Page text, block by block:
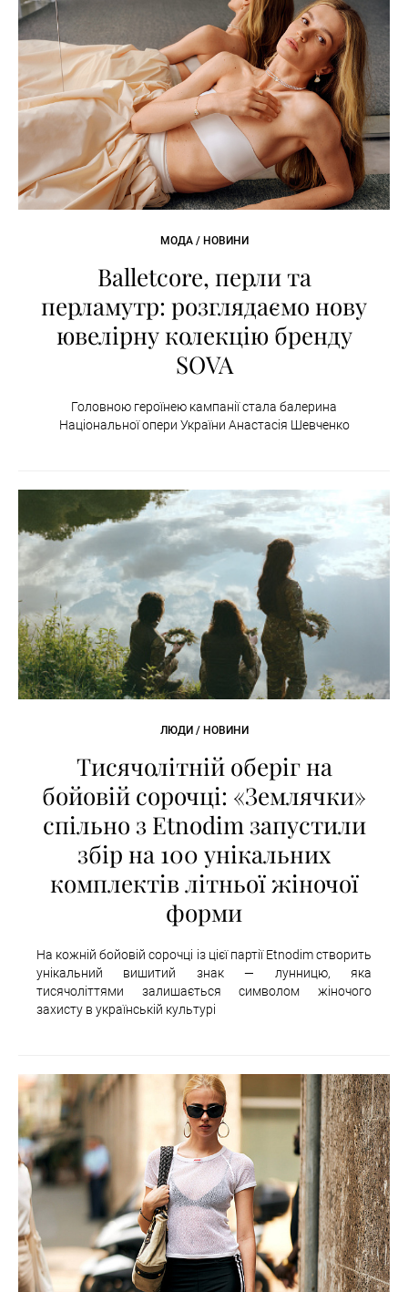
МОДА / НОВИНИ
Balletcore, перли та
перламутр: розглядаємо нову
ювелірну колекцію бренду
SOVA
Головною героїнею кампанії стала балерина
Національної опери України Анастасія Шевченко
ЛЮДИ / НОВИНИ
Тисячолітній оберіг на
бойовій сорочці: «Землячки»
спільно з Etnodim запустили
збір на 100 унікальних
комплектів літньої жіночої
форми
На кожній бойовій сорочці із цієї партії Etnodim створить
унікальний вишитий знак — лунницю, яка
тисячоліттями залишається символом жіночого
захисту в українській культурі